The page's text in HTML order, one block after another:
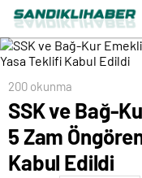
200 okunma
SSK ve Bağ-
5 Zam
Kabul Edildi